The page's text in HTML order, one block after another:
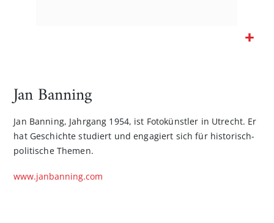
Bildgalerie
Jan Banning
Jan Banning, Jahrgang 1954, ist Fotokünstler in Utrecht. Er
hat Geschichte studiert und engagiert sich für historisch-
politische Themen.
www.janbanning.com